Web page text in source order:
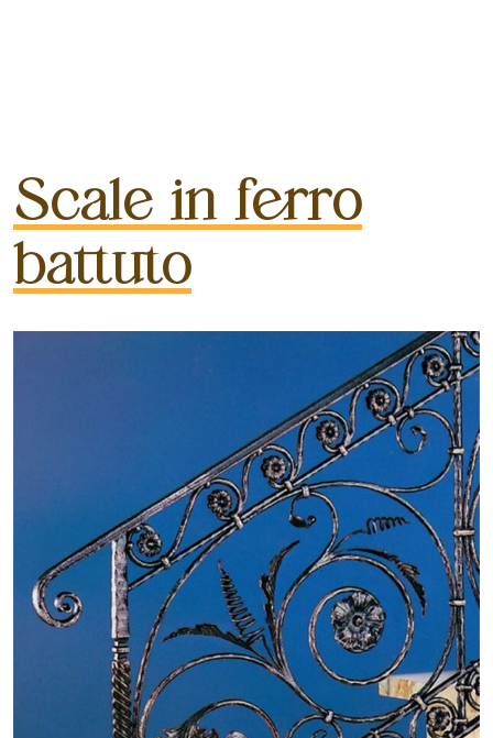
Scale in ferro
battuto